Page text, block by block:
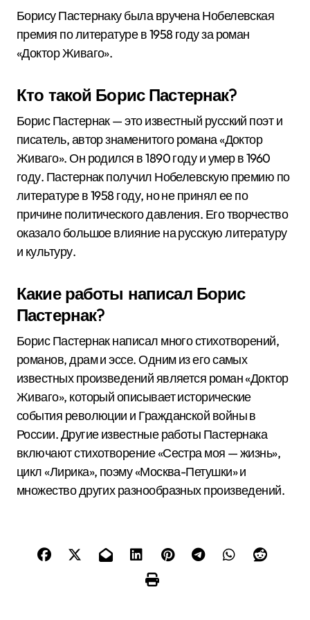
Борису Пастернаку была вручена Нобелевская
премия по литературе в 1958 году за роман
«Доктор Живаго».
Кто такой Борис Пастернак?
Борис Пастернак — это известный русский поэт и
писатель, автор знаменитого романа «Доктор
Живаго». Он родился в 1890 году и умер в 1960
году. Пастернак получил Нобелевскую премию по
литературе в 1958 году, но не принял ее по
причине политического давления. Его творчество
оказало большое влияние на русскую литературу
и культуру.
Какие работы написал Борис
Пастернак?
Борис Пастернак написал много стихотворений,
романов, драм и эссе. Одним из его самых
известных произведений является роман «Доктор
Живаго», который описывает исторические
события революции и Гражданской войны в
России. Другие известные работы Пастернака
включают стихотворение «Сестра моя — жизнь»,
цикл «Лирика», поэму «Москва-Петушки» и
множество других разнообразных произведений.